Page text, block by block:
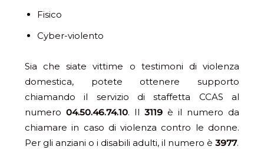
Fisico
Cyber-violento
Sia che siate vittime o testimoni di violenza
domestica, potete ottenere supporto
chiamando il servizio di staffetta CCAS al
numero 04.50.46.74.10. Il 3119 è il numero da
chiamare in caso di violenza contro le donne.
Per gli anziani o i disabili adulti, il numero è 3977.